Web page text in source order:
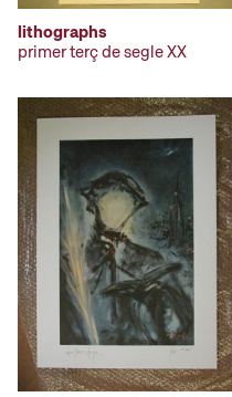
lithographs
primer terç de segle XX